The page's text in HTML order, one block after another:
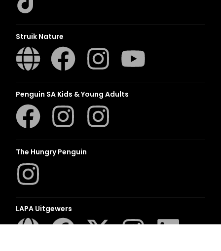
Struik Nature
Penguin SA Kids & Young Adults
The Hungry Penguin
LAPA Uitgewers